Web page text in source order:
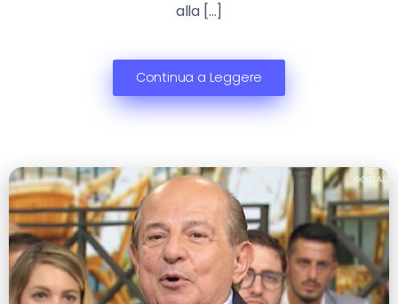
alla […]
Continua a Leggere